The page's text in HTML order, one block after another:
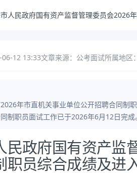
人民政府国有资产监督管理委员会2026
12 13:33文章来源：公考面试所属地区
年市直机关事业单位公开招聘合同制
制职员面试工作已于2026年6月12日完
民政府国有资产监
职员综合成绩及进